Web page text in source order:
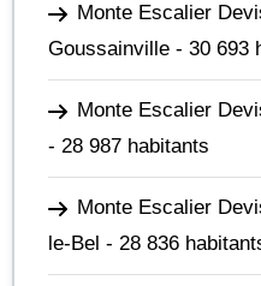
Monte Escalier
Goussainville - 30 693
Monte Escalier
- 28 987 habitants
Monte Escalier
le-Bel - 28 836